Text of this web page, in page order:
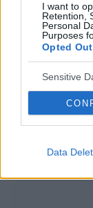
I want to
Retention,
Personal
Purposes
Opted Out
Sensitive
Data